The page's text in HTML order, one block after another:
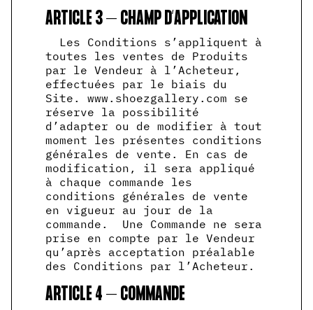
ARTICLE 3 – CHAMP D’APPLICATION
Les Conditions s’appliquent à
toutes les ventes de Produits
par le Vendeur à l’Acheteur,
effectuées par le biais du
Site. www.shoezgallery.com se
réserve la possibilité
d’adapter ou de modifier à tout
moment les présentes conditions
générales de vente. En cas de
modification, il sera appliqué
à chaque commande les
conditions générales de vente
en vigueur au jour de la
commande. Une Commande ne sera
prise en compte par le Vendeur
qu’après acceptation préalable
des Conditions par l’Acheteur.
ARTICLE 4 – COMMANDE